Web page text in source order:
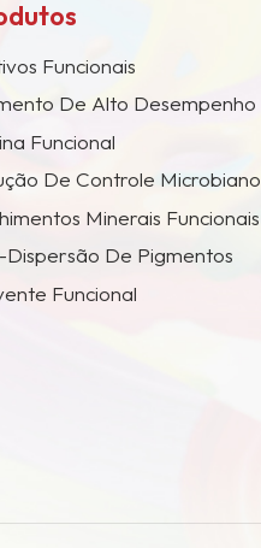
Funcionais
De Alto Desempenho
Funcional
De Controle Microbiano
Minerais Funcionais
Dispersão De Pigmentos
Funcional